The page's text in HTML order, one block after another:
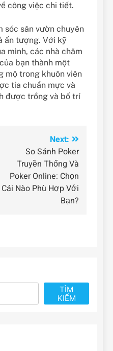
công việc chi tiết.
sóc sân vườn chuyên
ấn tượng. Với kỹ
mình, các nhà chăm
bạn thành một
mộ trong khuôn viên
tỉa chuẩn mực và
được trồng và bố trí
Next:
So Sánh Poker
Truyền Thống Và
Poker Online: Chọn
Cái Nào Phù Hợp Với
Bạn?
TÌM
KIẾM